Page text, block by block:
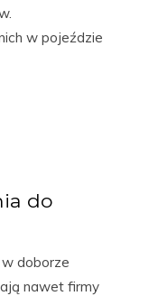
w pojeździe
do
doborze
nawet firmy